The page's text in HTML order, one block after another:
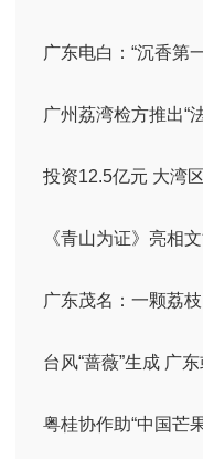
广东电白：“沉香第
广州荔湾检方推出“
投资12.5亿元 大湾
《青山为证》亮相
广东茂名：一颗荔
台风“蔷薇”生成 广
粤桂协作助“中国芒